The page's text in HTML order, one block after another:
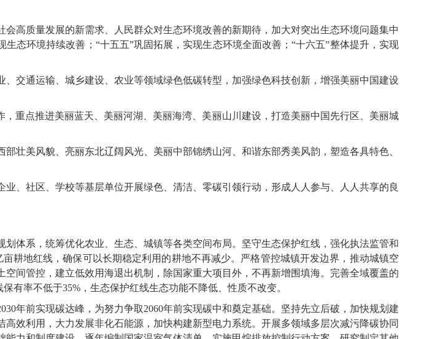
质量发展的新需求、人民群众对生态环境改善的新期待，加大对突出生态环境问题集中
态环境持续改善；“十五五”巩固拓展，实现生态环境全面改善；“十六五”整体提升，实现
通运输、城乡建设、农业等领域绿色低碳转型，加强绿色科技创新，增强美丽中国建设
点推进美丽蓝天、美丽河湖、美丽海湾、美丽山川建设，打造美丽中国先行区、美丽城
美风貌、亮丽东北辽阔风光、美丽中部锦绣山河、和谐东部秀美风韵，塑造各具特色、
社区、学校等基层单位开展绿色、清洁、零碳引领行动，形成人人参与、人人共享的良
系，统筹优化农业、生态、城镇等各类空间布局。坚守生态保护红线，强化执法监管和
耕地红线，确保可以长期稳定利用的耕地不再减少。严格管控城镇开发边界，推动城镇空
间管控，建立低效用海退出机制，除国家重大项目外，不再新增围填海。完善全域覆盖的
有率不低于35%，生态保护红线生态功能不降低、性质不改变。
前实现碳达峰，为努力争取2060年前实现碳中和奠定基础。坚持先立后破，加快规划建
效利用，大力发展非化石能源，加快构建新型电力系统。开展多领域多层次减污降碳协同